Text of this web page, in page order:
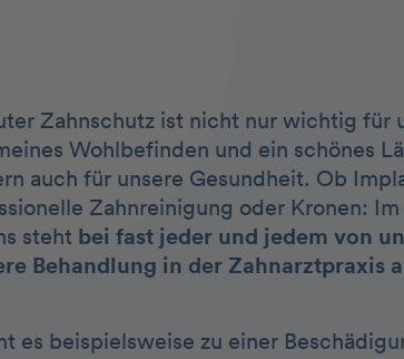
Zahnschutz ist nicht nur wichtig für
Wohlbefinden und ein schönes
auch für unsere Gesundheit. Ob
Zahnreinigung oder Kronen: Im
steht bei fast jeder und jedem von
Behandlung in der Zahnarztpraxis
es beispielsweise zu einer